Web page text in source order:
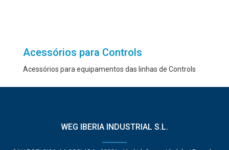
Acessórios para Controls
Acessórios para equipamentos das linhas de Controls
WEG IBERIA INDUSTRIAL S.L.